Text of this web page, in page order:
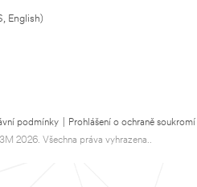
English)
podmínky Prohlášení o ochraně soukromí
2026. Všechna práva vyhrazena..